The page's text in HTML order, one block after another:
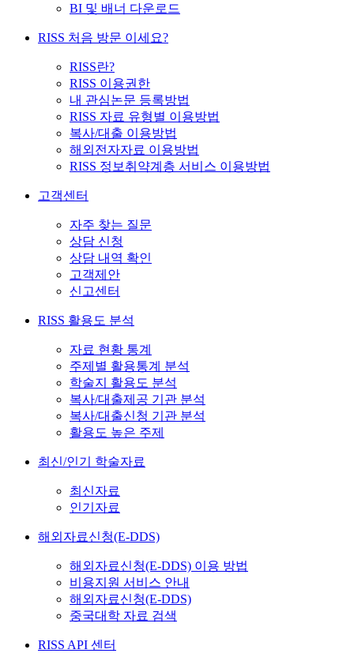
BI 및 배너 다운로드
RISS 처음 방문 이세요?
RISS란?
RISS 이용권한
내 관심논문 등록방법
RISS 자료 유형별 이용방법
복사/대출 이용방법
해외전자자료 이용방법
RISS 정보취약계층 서비스 이용방법
고객센터
자주 찾는 질문
상담 신청
상담 내역 확인
고객제안
신고센터
RISS 활용도 분석
자료 현황 통계
주제별 활용통계 분석
학술지 활용도 분석
복사/대출제공 기관 분석
복사/대출신청 기관 분석
활용도 높은 주제
최신/인기 학술자료
최신자료
인기자료
해외자료신청(E-DDS)
해외자료신청(E-DDS) 이용 방법
비용지원 서비스 안내
해외자료신청(E-DDS)
중국대학 자료 검색
RISS API 센터